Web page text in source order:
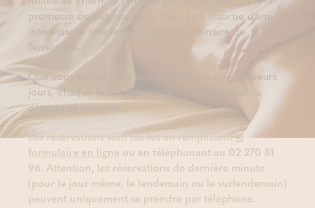
promesse de détente et de bien-être assortie d'une
intéressante ristourne sur le prix ordinaire de
l'ensemble.
Que vous optiez pour une cure d'un ou de plusieurs
jours, chaque forfait est conçu pour privilégier la
détente et le repos.
Les réservations sont faciles en remplissantle
formulaire en ligne ou en téléphonant au 02 270 81
96. Attention, les réservations de dernière minute
(pour le jour même, le lendemain ou le surlendemain)
peuvent uniquement se prendre par téléphone.